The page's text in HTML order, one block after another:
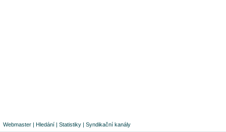
Webmaster | Hledání | Statistiky | Syndikační kanály